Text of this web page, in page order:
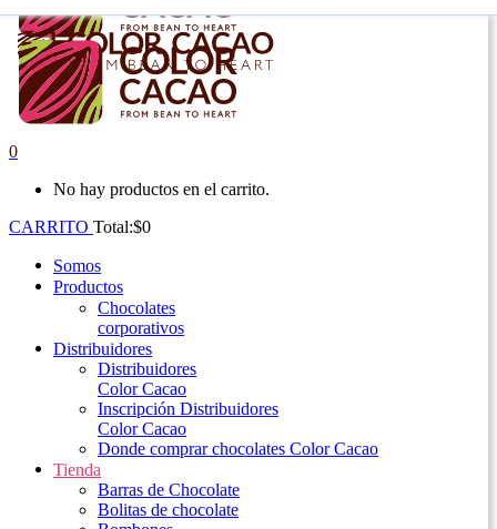
0
No hay productos en el carrito.
CARRITO Total:$0
Somos
Productos
Chocolates
corporativos
Distribuidores
Distribuidores
Color Cacao
Inscripción Distribuidores
Color Cacao
Donde comprar chocolates Color Cacao
Tienda
Barras de Chocolate
Bolitas de chocolate